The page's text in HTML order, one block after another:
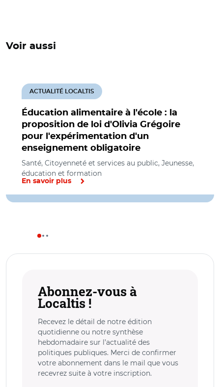
Voir aussi
Éducation alimentaire à l'école : la
proposition de loi d'Olivia Grégoire
pour l'expérimentation d'un
enseignement obligatoire
ACTUALITÉ LOCALTIS
Santé, Citoyenneté et services au public, Jeunesse,
éducation et formation
En savoir plus
Abonnez-vous à
Localtis !
Recevez le détail de notre édition
quotidienne ou notre synthèse
hebdomadaire sur l’actualité des
politiques publiques. Merci de confirmer
votre abonnement dans le mail que vous
recevrez suite à votre inscription.